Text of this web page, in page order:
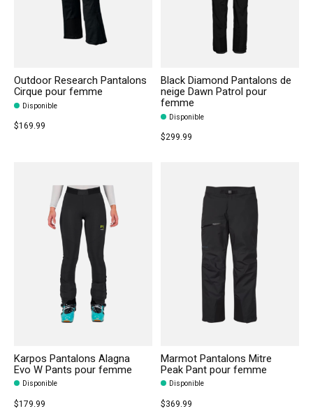
Outdoor Research Pantalons
Cirque pour femme
Disponible
$169.99
Black Diamond Pantalons de
neige Dawn Patrol pour
femme
Disponible
$299.99
Karpos Pantalons Alagna
Evo W Pants pour femme
Disponible
$179.99
Marmot Pantalons Mitre
Peak Pant pour femme
Disponible
$369.99